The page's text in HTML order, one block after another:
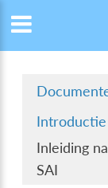
Inleiding
SAI